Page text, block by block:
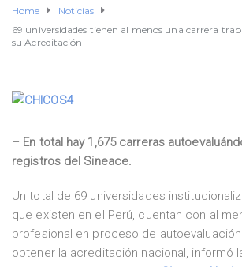
Home
Noticias
69 universidades tienen al menos una carrera
su Acreditación
– En total hay 1,675 carreras
registros del Sineace.
Un total de 69 universidades
que existen en el Perú, cuentan con al
profesional en proceso de
obtener la acreditación nacional, informó